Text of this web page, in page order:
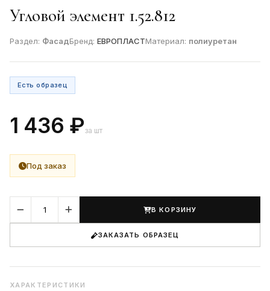
Угловой элемент 1.52.812
Раздел: ФасадБренд: ЕВРОПЛАСТМатериал: полиуретан
Есть образец
1 436 ₽за шт
Под заказ
В КОРЗИНУ
ЗАКАЗАТЬ ОБРАЗЕЦ
ХАРАКТЕРИСТИКИ